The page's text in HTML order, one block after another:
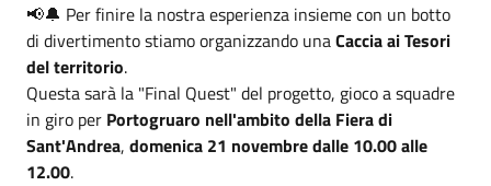
📢🔔 Per finire la nostra esperienza insieme con un botto
di divertimento stiamo organizzando unaCaccia ai Tesori
del territorio.
Questa sarà la "Final Quest" del progetto, gioco a squadre
in giro per Portogruaro nell'ambito della Fiera di
Sant'Andrea, domenica 21 novembre dalle 10.00 alle
12.00.